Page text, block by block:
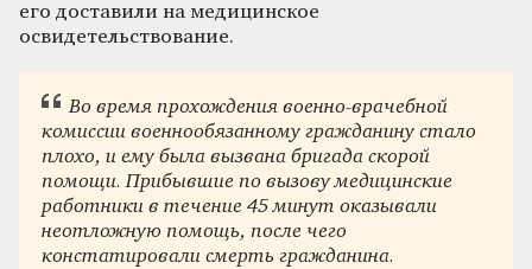
его доставили на медицинское
освидетельствование.
Во время прохождения военно-врачебной
комиссии военнообязанному гражданину стало
плохо, и ему была вызвана бригада скорой
помощи. Прибывшие по вызову медицинские
работники в течение 45 минут оказывали
неотложную помощь, после чего
констатировали смерть гражданина.